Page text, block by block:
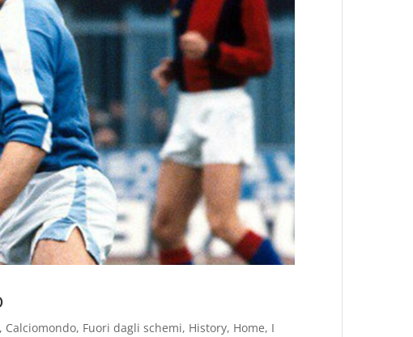
, Calciomondo, Fuori dagli schemi, History, Home, I